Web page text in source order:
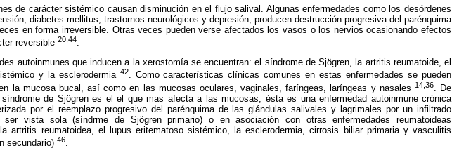
de carácter sistémico causan disminución en el flujo salival. Algunas enfermedades como los desórdenes
diabetes mellitus, trastornos neurológicos y depresión, producen destrucción progresiva del parénquima
en forma irreversible. Otras veces pueden verse afectados los vasos o los nervios ocasionando efectos
reversible 20,44.
autoinmunes que inducen a la xerostomía se encuentran: el síndrome de Sjögren, la artritis reumatoide, el
y la esclerodermia 42. Como características clínicas comunes en estas enfermedades se pueden
la mucosa bucal, así como en las mucosas oculares, vaginales, faríngeas, laríngeas y nasales 14,36. De
de Sjögren es el el que mas afecta a las mucosas, ésta es una enfermedad autoinmune crónica
por el reemplazo progresivo del parénquima de las glándulas salivales y lagrimales por un infiltrado
ser vista sola (síndrme de Sjögren primario) o en asociación con otras enfermedades reumatoideas
artritis reumatoidea, el lupus eritematoso sistémico, la esclerodermia, cirrosis biliar primaria y vasculitis
secundario) 46.